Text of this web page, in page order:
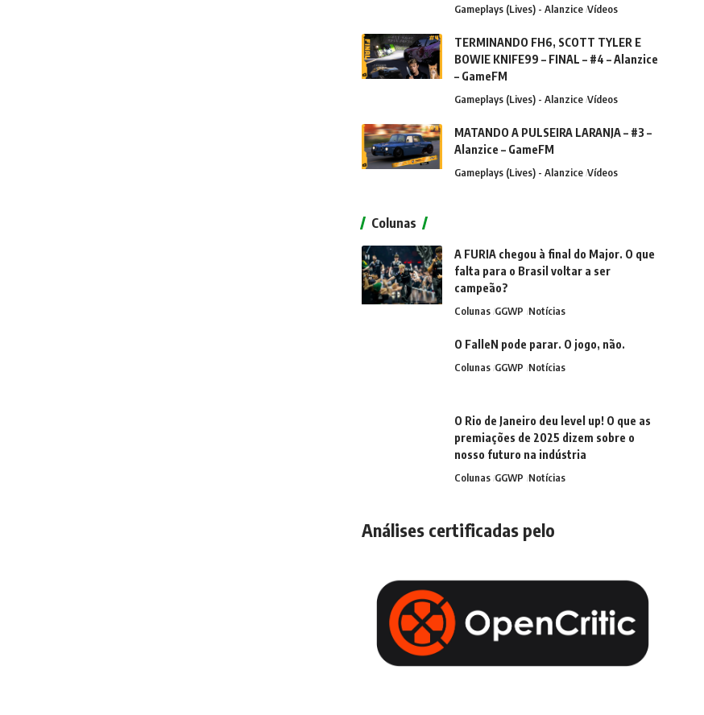
Gameplays (Lives) - Alanzice Vídeos
TERMINANDO FH6, SCOTT TYLER E
BOWIE KNIFE99 – FINAL – #4 – Alanzice
– GameFM
Gameplays (Lives) - Alanzice Vídeos
MATANDO A PULSEIRA LARANJA – #3 –
Alanzice – GameFM
Gameplays (Lives) - Alanzice Vídeos
Colunas
A FURIA chegou à final do Major. O que
falta para o Brasil voltar a ser
campeão?
Colunas GGWP Notícias
O FalleN pode parar. O jogo, não.
Colunas GGWP Notícias
O Rio de Janeiro deu level up! O que as
premiações de 2025 dizem sobre o
nosso futuro na indústria
Colunas GGWP Notícias
Análises certificadas pelo